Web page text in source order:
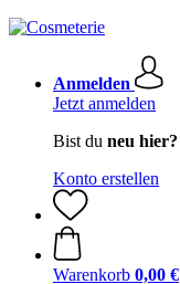
Anmelden
Jetzt anmelden
Bist du neu hier?
Konto erstellen
Warenkorb 0,00 €